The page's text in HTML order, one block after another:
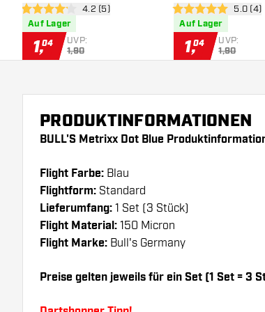
Bewertungsbereich öffnen
4.2 Bewertungssterne
4.2 (5)
Auf Lager
1,04 UVP:
1,90
5 Bewertungssterne
5.0 (4)
Auf Lager
1,04 UVP:
1,90
PRODUKTINFORMATIONEN
BULL'S Metrixx Dot Blue
Flight Farbe: Blau
Flightform: Standard
Lieferumfang: 1 Set (3 Stück)
Flight Material: 150 Micron
Flight Marke: Bull's Germany
Preise gelten jeweils für ein Set (1 Set = 3